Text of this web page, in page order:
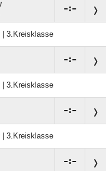
:
| 3.Kreisklasse
:
| 3.Kreisklasse
:
| 3.Kreisklasse
: